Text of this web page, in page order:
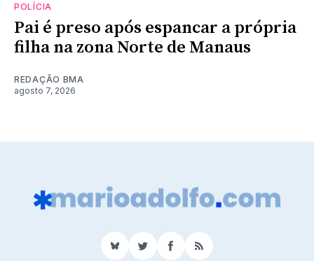
POLÍCIA
Pai é preso após espancar a própria
filha na zona Norte de Manaus
REDAÇÃO BMA
agosto 7, 2026
BlueSkyTwitterFacebook
RSS